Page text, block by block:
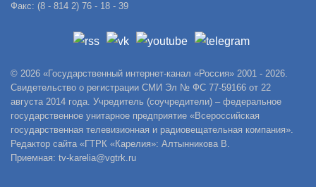
Факс: (8 - 814 2) 76 - 18 - 39
© 2026 «Государственный интернет-канал «Россия» 2001 - 2026.
Свидетельство о регистрации СМИ Эл № ФС 77-59166 от 22
августа 2014 года. Учредитель (соучредители) – федеральное
государственное унитарное предприятие «Всероссийская
государственная телевизионная и радиовещательная компания».
Редактор сайта «ГТРК «Карелия»: Алтынникова В.
Приемная: tv-karelia@vgtrk.ru